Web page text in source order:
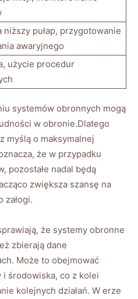
niższy pułap, przygotowanie
awaryjnego
użycie procedur
systemów obronnych mogą
w obronie.Dlatego
myślą o maksymalnej
że w przypadku
pozostałe nadal będą
zwiększa szansę na
załogi.
że systemy obronne
zbierają dane
Może to obejmować
środowiska, co z kolei
kolejnych działań. W erze